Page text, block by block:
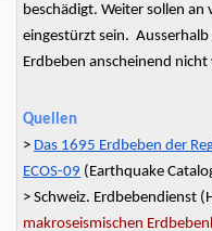
beschädigt. Weiter sollen
eingestürzt sein. Ausserhalb
Erdbeben anscheinend
Quellen
> Das 1695 Erdbeben der
ECOS-09 (Earthquake
> Schweiz. Erdbebendienst
makroseismischen